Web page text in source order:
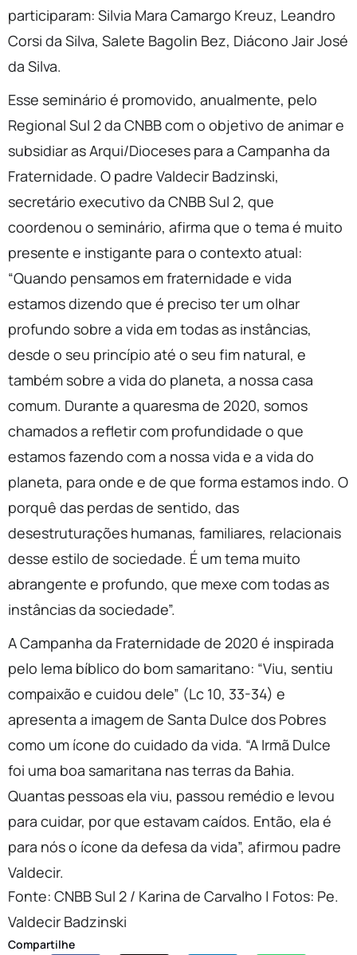
participaram: Silvia Mara Camargo Kreuz, Leandro
Corsi da Silva, Salete Bagolin Bez, Diácono Jair José
da Silva.
Esse seminário é promovido, anualmente, pelo
Regional Sul 2 da CNBB com o objetivo de animar e
subsidiar as Arqui/Dioceses para a Campanha da
Fraternidade. O padre Valdecir Badzinski,
secretário executivo da CNBB Sul 2, que
coordenou o seminário, afirma que o tema é muito
presente e instigante para o contexto atual:
“Quando pensamos em fraternidade e vida
estamos dizendo que é preciso ter um olhar
profundo sobre a vida em todas as instâncias,
desde o seu princípio até o seu fim natural, e
também sobre a vida do planeta, a nossa casa
comum. Durante a quaresma de 2020, somos
chamados a refletir com profundidade o que
estamos fazendo com a nossa vida e a vida do
planeta, para onde e de que forma estamos indo. O
porquê das perdas de sentido, das
desestruturações humanas, familiares, relacionais
desse estilo de sociedade. É um tema muito
abrangente e profundo, que mexe com todas as
instâncias da sociedade”.
A Campanha da Fraternidade de 2020 é inspirada
pelo lema bíblico do bom samaritano: “Viu, sentiu
compaixão e cuidou dele” (Lc 10, 33-34) e
apresenta a imagem de Santa Dulce dos Pobres
como um ícone do cuidado da vida. “A Irmã Dulce
foi uma boa samaritana nas terras da Bahia.
Quantas pessoas ela viu, passou remédio e levou
para cuidar, por que estavam caídos. Então, ela é
para nós o ícone da defesa da vida”, afirmou padre
Valdecir.
Fonte: CNBB Sul 2 / Karina de Carvalho | Fotos: Pe.
Valdecir Badzinski
Compartilhe